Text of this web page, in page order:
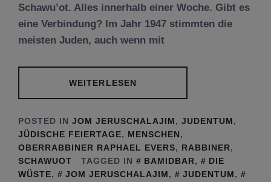
Schawu’ot. Alles innerhalb einer Woche. Gibt es
eine Verbindung? Im Jahr 1947 stimmten die
meisten Juden, auch wenn mit
WEITERLESEN
POSTED IN JOM JERUSCHALAJIM, JUDENTUM,
JÜDISCHE FEIERTAGE, MENSCHEN,
OBERRABBINER RAPHAEL EVERS, RABBINER,
SCHAWUOT
TAGGED IN BAMIDBAR,
DIE
WÜSTE, JOM JERUSCHALAJIM, JUDENTUM,